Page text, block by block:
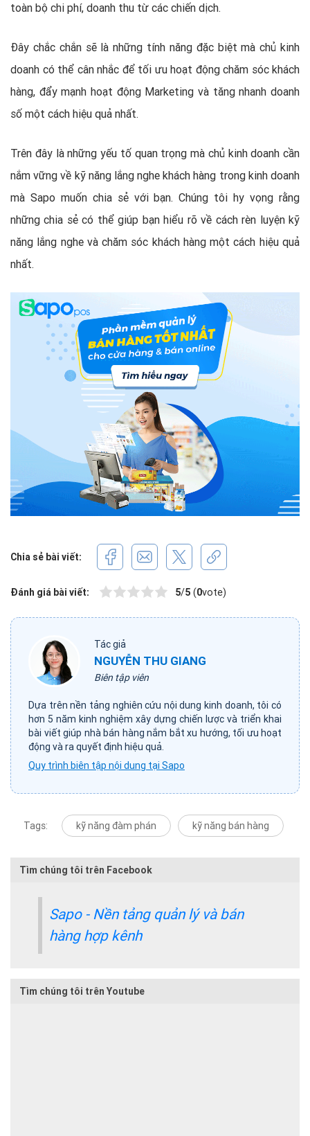
toàn bộ chi phí, doanh thu từ các chiến dịch.
Đây chắc chắn sẽ là những tính năng đặc biệt mà chủ kinh
doanh có thể cân nhắc để tối ưu hoạt động chăm sóc khách
hàng, đẩy mạnh hoạt động Marketing và tăng nhanh doanh
số một cách hiệu quả nhất.
Trên đây là những yếu tố quan trọng mà chủ kinh doanh cần
nắm vững về kỹ năng lắng nghe khách hàng trong kinh doanh
mà Sapo muốn chia sẻ với bạn. Chúng tôi hy vọng rằng
những chia sẻ có thể giúp bạn hiểu rõ về cách rèn luyện kỹ
năng lắng nghe và chăm sóc khách hàng một cách hiệu quả
nhất.
Chia sẻ bài viết:
Đánh giá bài viết: 5/5 (0vote)
Tác giả
NGUYỄN THU GIANG
Biên tập viên
Dựa trên nền tảng nghiên cứu nội dung kinh doanh, tôi có
hơn 5 năm kinh nghiệm xây dựng chiến lược và triển khai
bài viết giúp nhà bán hàng nắm bắt xu hướng, tối ưu hoạt
động và ra quyết định hiệu quả.
Quy trình biên tập nội dung tại Sapo
Tags: kỹ năng đàm phán kỹ năng bán hàng
Tìm chúng tôi trên Facebook
Sapo - Nền tảng quản lý và bán
hàng hợp kênh
Tìm chúng tôi trên Youtube